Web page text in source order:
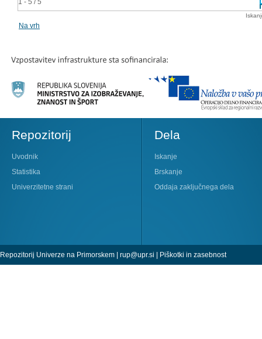
Na vrh
Repozitorij
Uvodnik
Statistika
Univerzitetne strani
Dela
Iskanje
Brskanje
Oddaja zaključnega dela
Repozitorij Univerze na Primorskem | rup@upr.si | Piškotki in zasebnost